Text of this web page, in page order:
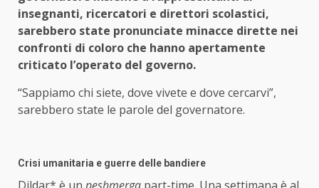
insegnanti, ricercatori e direttori scolastici,
sarebbero state pronunciate minacce dirette nei
confronti di coloro che hanno apertamente
criticato l’operato del governo.
“Sappiamo chi siete, dove vivete e dove cercarvi”,
sarebbero state le parole del governatore.
Crisi umanitaria e guerre delle bandiere